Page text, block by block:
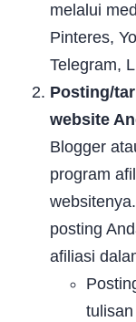
melalui
Pinteres,
Telegram,
Posting/
website
Blogger
program
posting
afiliasi